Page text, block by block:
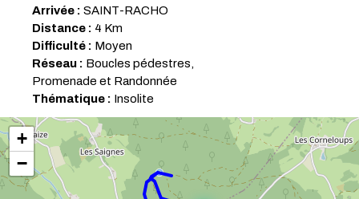
Arrivée : SAINT-RACHO
Distance : 4 Km
Difficulté : Moyen
Réseau : Boucles pédestres,
Promenade et Randonnée
Thématique : Insolite
+
−